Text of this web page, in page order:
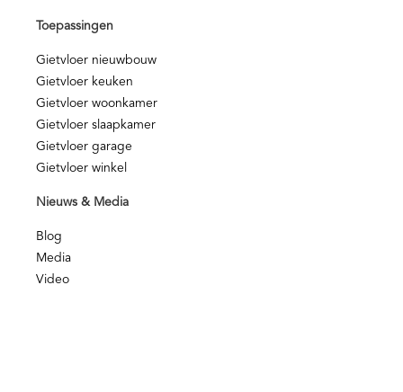
Toepassingen
Gietvloer nieuwbouw
Gietvloer keuken
Gietvloer woonkamer
Gietvloer slaapkamer
Gietvloer garage
Gietvloer winkel
Nieuws & Media
Blog
Media
Video